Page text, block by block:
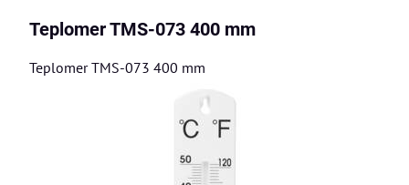
Teplomer TMS-073 400 mm
Teplomer TMS-073 400 mm